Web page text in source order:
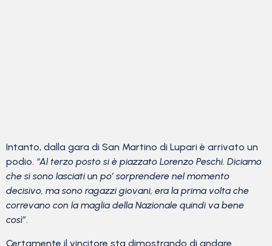
Intanto, dalla gara di San Martino di Lupari è arrivato un
podio. “Al terzo posto si è piazzato Lorenzo Peschi. Diciamo
che si sono lasciati un po’ sorprendere nel momento
decisivo, ma sono ragazzi giovani, era la prima volta che
correvano con la maglia della Nazionale quindi va bene
così”.
Certamente il vincitore sta dimostrando di andare